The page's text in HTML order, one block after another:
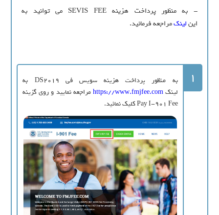
- به منظور پرداخت هزینه SEVIS FEE می توانید به
اینلینکمراجعه فرمائید.
1
به منظور پرداخت هزینه سویس فی DS2019 به
لینکhttps://www.fmjfee.comمراجعه نمایید و روی گزینه
Pay I-901 Fee کلیک نمائید.